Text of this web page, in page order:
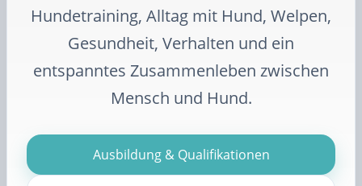
Hundetraining, Alltag mit Hund, Welpen,
Gesundheit, Verhalten und ein
entspanntes Zusammenleben zwischen
Mensch und Hund.
Ausbildung & Qualifikationen